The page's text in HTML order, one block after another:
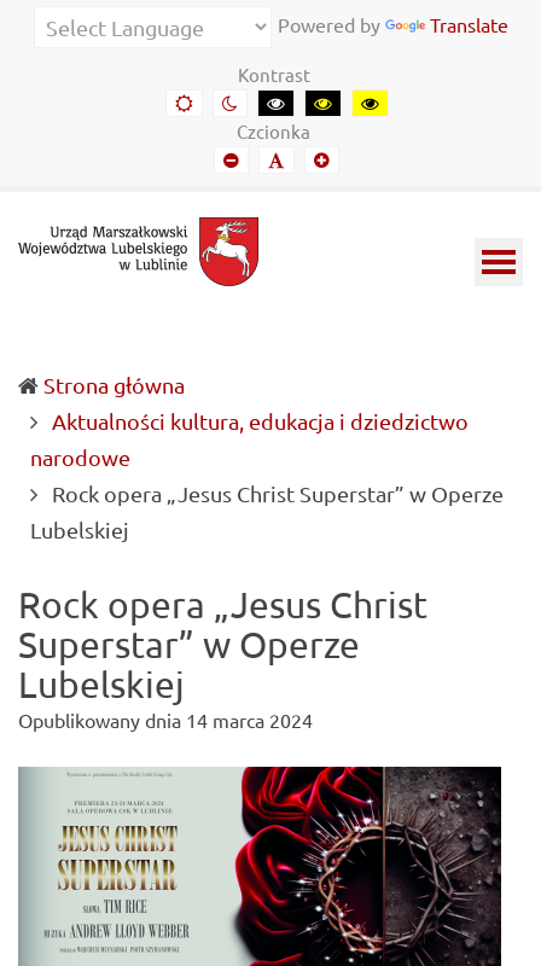
Urząd
Informacje
Lubelszczyźnie
Powered by Translate
Kontrast
Domyślny
kontrast
Kontrast
nocny
Kontrast
czarny-
biały
Kontrast
czarny-
Kontrast
żółto-
Czcionka
Mniejszy
font
Domyślny
font
Mniejszy
Strona główna
Aktualności kultura, edukacja i dziedzictwo
narodowe
Rock opera „Jesus Christ Superstar” w Operze
Lubelskiej
Rock opera „Jesus Christ
Superstar” w Operze
Lubelskiej
Opublikowany dnia 14 marca 2024